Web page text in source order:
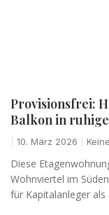
Provisionsfrei:
Balkon in
10. März 2026
Diese
Wohnviertel im
für Kapitalanleger als